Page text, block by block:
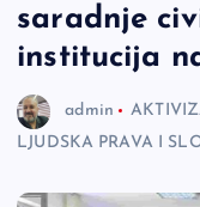
saradnje
institucija
admin
LJUDSKA PRAVA I